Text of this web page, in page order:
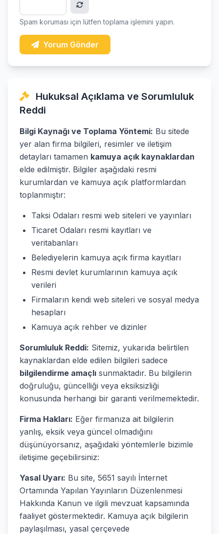
Spam koruması için lütfen toplama işlemini yapın.
Yorum Gönder
Hukuksal Açıklama ve Sorumluluk
Reddi
Bilgi Kaynağı ve Toplama Yöntemi: Bu sitede
yer alan firma bilgileri, resimler ve iletişim
detayları tamamen kamuya açık kaynaklardan
elde edilmiştir. Bilgiler aşağıdaki resmi
kurumlardan ve kamuya açık platformlardan
toplanmıştır:
Taksi Odaları resmi web siteleri ve yayınları
Ticaret Odaları resmi kayıtları ve
veritabanları
Belediyelerin kamuya açık firma kayıtları
Resmi devlet kurumlarının kamuya açık
verileri
Firmaların kendi web siteleri ve sosyal medya
hesapları
Kamuya açık rehber ve dizinler
Sorumluluk Reddi: Sitemiz, yukarıda belirtilen
kaynaklardan elde edilen bilgileri sadece
bilgilendirme amaçlı sunmaktadır. Bu bilgilerin
doğruluğu, güncelliği veya eksiksizliği
konusunda herhangi bir garanti verilmemektedir.
Firma Hakları: Eğer firmanıza ait bilgilerin
yanlış, eksik veya güncel olmadığını
düşünüyorsanız, aşağıdaki yöntemlerle bizimle
iletişime geçebilirsiniz:
Yasal Uyarı: Bu site, 5651 sayılı İnternet
Ortamında Yapılan Yayınların Düzenlenmesi
Hakkında Kanun ve ilgili mevzuat kapsamında
faaliyet göstermektedir. Kamuya açık bilgilerin
paylaşılması, yasal çerçevede